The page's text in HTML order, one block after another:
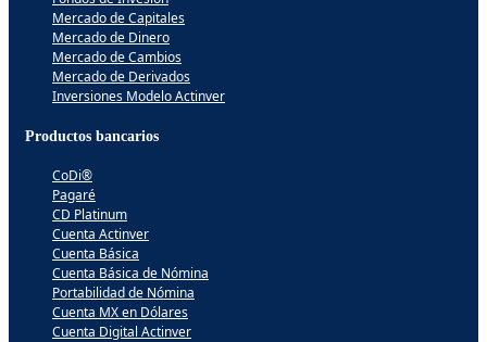
Mercado de Capitales
Mercado de Dinero
Mercado de Cambios
Mercado de Derivados
Inversiones Modelo Actinver
Productos bancarios
CoDi®
Pagaré
CD Platinum
Cuenta Actinver
Cuenta Básica
Cuenta Básica de Nómina
Portabilidad de Nómina
Cuenta MX en Dólares
Cuenta Digital Actinver